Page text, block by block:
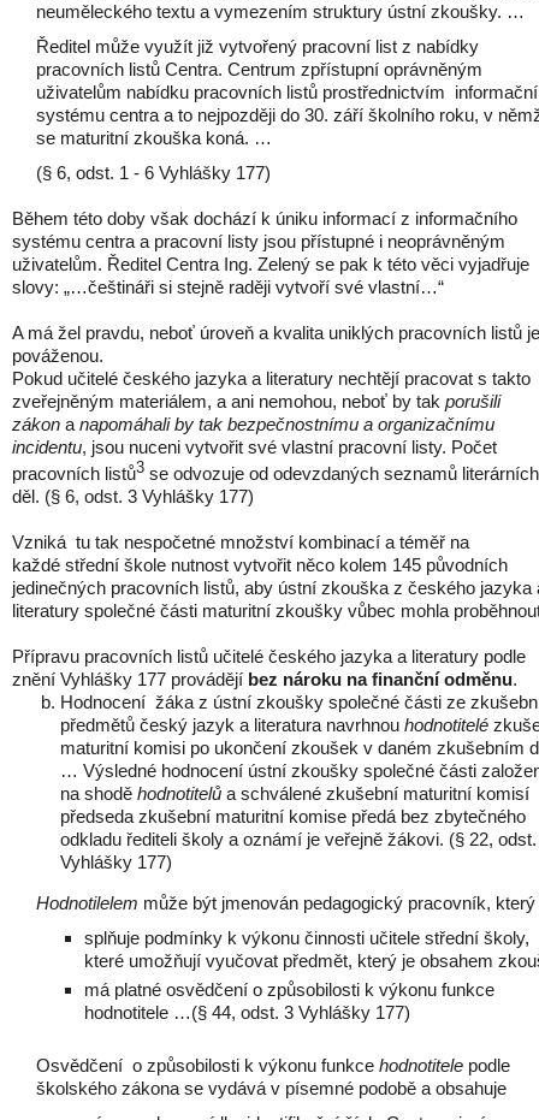
neuměleckého textu a vymezením struktury ústní zkoušky. …
Ředitel může využít již vytvořený pracovní list z nabídky
pracovních listů Centra. Centrum zpřístupní oprávněným
uživatelům nabídku pracovních listů prostřednictvím
systému centra a to nejpozději do 30. září školního roku, v
se maturitní zkouška koná. …
(§ 6, odst. 1 - 6 Vyhlášky 177)
Během této doby však dochází k úniku informací z informačního
systému centra a pracovní listy jsou přístupné i neoprávněným
uživatelům. Ředitel Centra Ing. Zelený se pak k této věci vyjadřuje
slovy: „…češtináři si stejně raději vytvoří své vlastní…“
A má žel pravdu, neboť úroveň a kvalita uniklých pracovních listů
pováženou.
Pokud učitelé českého jazyka a literatury nechtějí pracovat s takto
zveřejněným materiálem, a ani nemohou, neboť by tak porušili
zákon a napomáhali by tak bezpečnostnímu a organizačnímu
incidentu, jsou nuceni vytvořit své vlastní pracovní listy. Počet
pracovních listů3 se odvozuje od odevzdaných seznamů literárních
děl. (§ 6, odst. 3 Vyhlášky 177)
Vzniká tu tak nespočetné množství kombinací a téměř na
každé střední škole nutnost vytvořit něco kolem 145 původních
jedinečných pracovních listů, aby ústní zkouška z českého jazyka
literatury společné části maturitní zkoušky vůbec mohla
Přípravu pracovních listů učitelé českého jazyka a literatury podle
znění Vyhlášky 177 provádějí bez nároku na finanční odměnu.
Hodnocení žáka z ústní zkoušky společné části ze
předmětů český jazyk a literatura navrhnou hodnotitelé
maturitní komisi po ukončení zkoušek v daném zkušebním
… Výsledné hodnocení ústní zkoušky společné části
na shodě hodnotitelů a schválené zkušební maturitní komisí
předseda zkušební maturitní komise předá bez zbytečného
odkladu řediteli školy a oznámí je veřejně žákovi. (§ 22,
Vyhlášky 177)
Hodnotilelem může být jmenován pedagogický pracovník, který
splňuje podmínky k výkonu činnosti učitele střední školy,
které umožňují vyučovat předmět, který je obsahem
má platné osvědčení o způsobilosti k výkonu funkce
hodnotitele …(§ 44, odst. 3 Vyhlášky 177)
Osvědčení o způsobilosti k výkonu funkce hodnotitele podle
školského zákona se vydává v písemné podobě a obsahuje